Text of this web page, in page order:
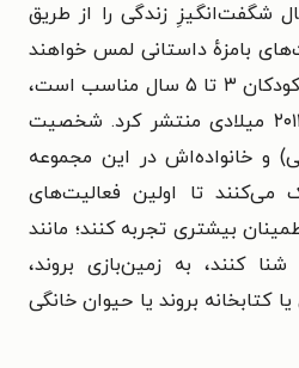
شگفت‌انگیزِ زندگی را از طریق
بامزهٔ داستانی لمس خواهند
کرد. این مجموعه که برای کودکان ۳ تا ۵ سال مناسب است،
اولین کتابش را در سال ۲۰۱۱ میلادی منتشر کرد. شخصیت
و خانواده‌اش در این مجموعه
می‌کنند تا اولین فعالیت‌های
بیشتری تجربه کنند؛ مانند
کنند، به زمین‌بازی بروند،
کتابخانه بروند یا حیوان خانگی